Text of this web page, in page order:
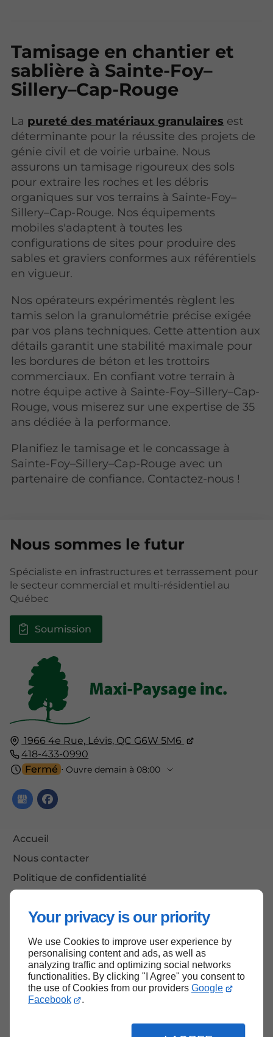
Your privacy is our priority
We use Cookies to improve user experience by
personalising content and ads, as well as
analyzing traffic and optimizing social networks
functionalities. By clicking "I Agree" you consent to
the use of Cookies from our providers Google
Facebook
.
Tamisage en chantier et
sablière à Sainte-Foy–
Sillery–Cap-Rouge
La pureté des matériaux granulaires est
déterminante pour la réussite des projets de
génie civil et de voirie urbaine. Nous
assurons un tamisage rigoureux des sols
pour extraire les roches et les débris
organiques sur vos terrains à Sainte-Foy–
Sillery–Cap-Rouge. Nos équipements
mobiles s'adaptent à toutes les
configurations de sites pour produire des
sables et graviers conformes aux référentiels
en vigueur.
Nos opérateurs expérimentés règlent les
tamis selon la granulométrie précise exigée
par vos plans techniques. Cette attention aux
détails garantit une stabilité maximale pour
les bordures de béton et les trottoirs
commerciaux. En confiant votre terrain à
notre équipe active à Sainte-Foy–Sillery–Cap-
Rouge, vous miserez sur une expertise de 35
ans dédiée à la performance.
Planifiez le tamisage et le concassage à
Sainte-Foy–Sillery–Cap-Rouge avec un
partenaire de confiance. Contactez-nous !
1966 4e Rue, Lévis, QC G6W 5M6
418-433-0990
Fermé ⋅ Ouvre demain à 08:00
Accueil
Nous contacter
Politique de confidentialité
Nous sommes le futur
Spécialiste en infrastructures et terrassement pour
le secteur commercial et multi-résidentiel au
Québec
Soumission
Haut de page